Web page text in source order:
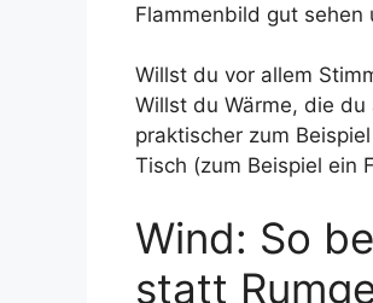
Flammenbild gut sehen
Willst du vor allem
Willst du Wärme, die
praktischer zum
Tisch (zum Beispiel ein
Wind: So
statt